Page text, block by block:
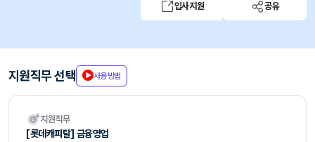
입사지원 공유
지원직무 선택 사용방법
지원직무
[롯데캐피탈] 금융영업